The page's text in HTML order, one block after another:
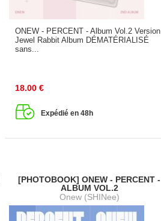
ONEW - PERCENT - Album Vol.2 Version
Jewel Rabbit Album DÉMATÉRIALISÉ
sans...
18.00 €
Expédié en 48h
[PHOTOBOOK] ONEW - PERCENT -
ALBUM VOL.2
Onew (SHINee)